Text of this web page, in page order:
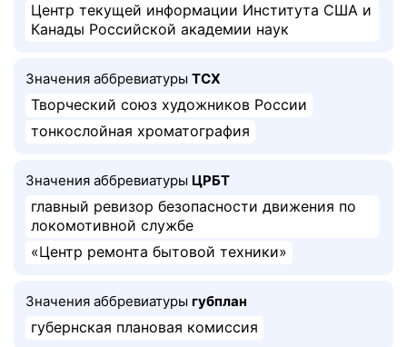
Центр текущей информации Института США и
Канады Российской академии наук
Значения аббревиатуры ТСХ
Творческий союз художников России
тонкослойная хроматография
Значения аббревиатуры ЦРБТ
главный ревизор безопасности движения по
локомотивной службе
«Центр ремонта бытовой техники»
Значения аббревиатуры губплан
губернская плановая комиссия